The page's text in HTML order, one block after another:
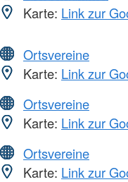
Karte: Link zur
Ortsvereine
Karte: Link zur
Ortsvereine
Karte: Link zur
Ortsvereine
Karte: Link zur